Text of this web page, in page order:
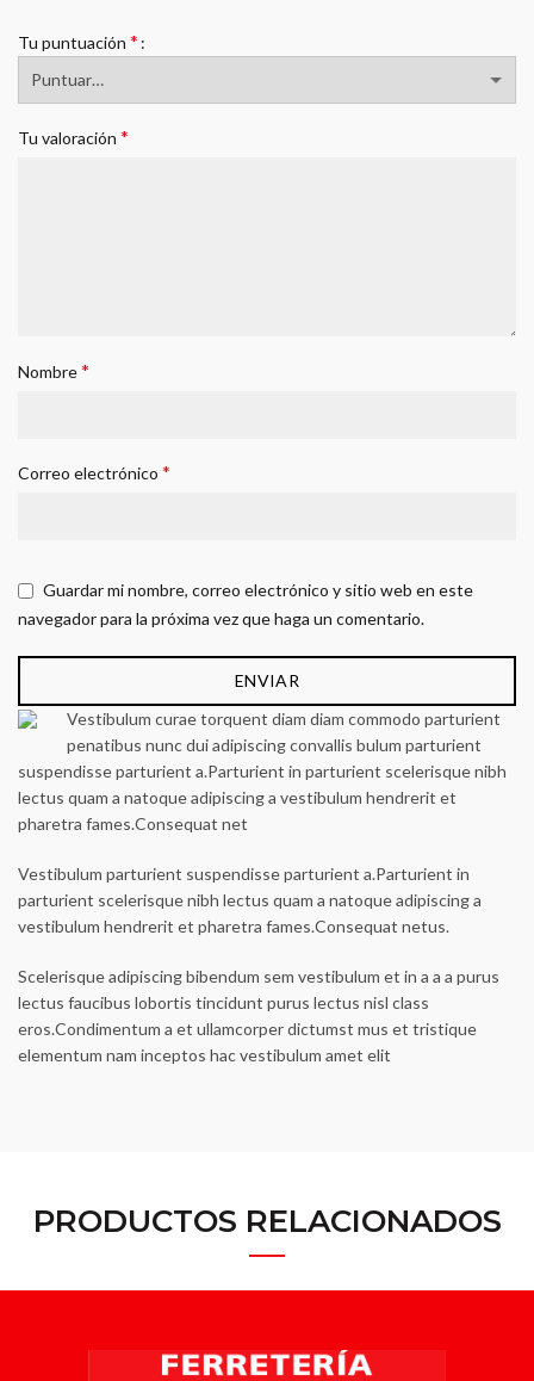
Tu puntuación *
Tu valoración *
Nombre*
Correo electrónico *
Guardar mi nombre, correo electrónico y sitio web en este
navegador para la próxima vez que haga un comentario.
Vestibulum curae torquent diam diam commodo parturient
penatibus nunc dui adipiscing convallis bulum parturient
suspendisse parturient a.Parturient in parturient scelerisque nibh
lectus quam a natoque adipiscing a vestibulum hendrerit et
pharetra fames.Consequat net
Vestibulum parturient suspendisse parturient a.Parturient in
parturient scelerisque nibh lectus quam a natoque adipiscing a
vestibulum hendrerit et pharetra fames.Consequat netus.
Scelerisque adipiscing bibendum sem vestibulum et in a a a purus
lectus faucibus lobortis tincidunt purus lectus nisl class
eros.Condimentum a et ullamcorper dictumst mus et tristique
elementum nam inceptos hac vestibulum amet elit
PRODUCTOS RELACIONADOS